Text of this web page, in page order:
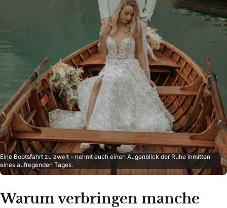
Eine Bootsfahrt zu zweit – nehmt euch einen Augenblick der Ruhe inmitten
eines aufregenden Tages.
Warum verbringen manche